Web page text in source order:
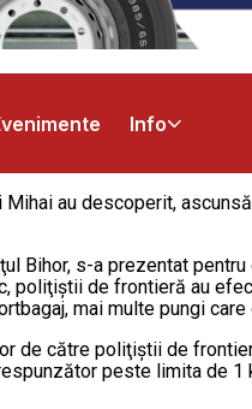
Info
au descoperit,
Bihor, s-a prezentat
poliţiştii de frontieră au
mai multe pungi
de către poliţiştii de
peste limita de